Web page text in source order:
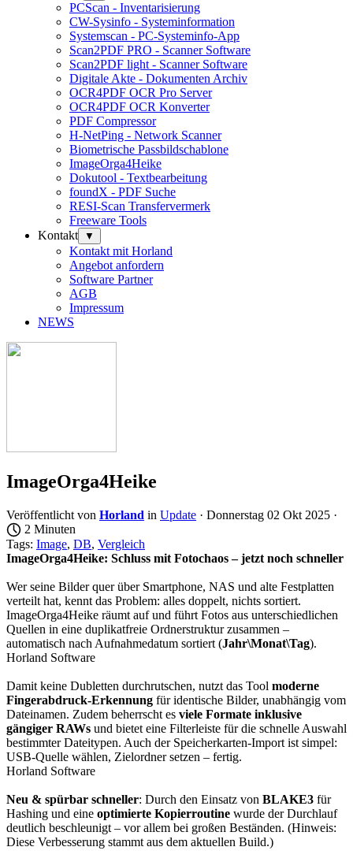
PCScan - Inventarisierung
CW-Sysinfo - Systeminformation
Systemscan - PC-Systeminfo-App
Scan2PDF PRO - Scanner Software
Scan2PDF light - Scanner Software
Digitale Akte - Dokumenten Archiv
OCR4PDF OCR Pro Server
OCR4PDF OCR Konverter
PDF Compressor
H-NetPing - Network Scanner
Biometrische Passbildschablone
ImageOrga4Heike
Dokutool - Textbearbeitung
foundX - PDF Suche
RESI-Scan Transfervermerk
Freeware Tools
Kontakt
▼
Kontakt mit Horland
Angebot anfordern
Software Partner
AGB
Impressum
NEWS
ImageOrga4Heike
Veröffentlicht von Horland in Update · Donnerstag 02 Okt 2025 ·
2 Minuten
Tags: Image, DB, Vergleich
ImageOrga4Heike: Schluss mit Fotochaos – jetzt noch schneller
Wer seine Bilder quer über Smartphone, NAS und alte Festplatten
verteilt hat, kennt das Problem: alles doppelt, nichts sortiert.
ImageOrga4Heike räumt auf und führt Fotos aus unterschiedlichen
Quellen in eine duplikatfreie Ordnerstruktur zusammen –
automatisch nach Aufnahmedatum sortiert (Jahr\Monat\Tag).
Horland Software
Damit keine Dubletten durchrutschen, nutzt das Tool moderne
Fingerabdruck-Erkennung für identische Bilder, unabhängig vom
Dateinamen. Zudem beherrscht es viele Formate inklusive
gängiger RAWs und bietet eine Filterleiste für die schnelle Auswahl
bestimmter Dateitypen. Auch der Speicherkarten-Import ist simpel:
USB-Quelle wählen, Zielordner setzen – fertig.
Horland Software
Neu & spürbar schneller: Durch den Einsatz von BLAKE3 für
Hashing und eine optimierte Kopierroutine wurde der Durchlauf
deutlich beschleunigt – vor allem bei großen Beständen. (Hinweis:
Diese Verbesserung stammt aus dem aktuellen Build.)